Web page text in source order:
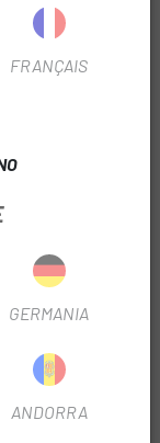
FRANÇAIS
GERMANIA
ANDORRA